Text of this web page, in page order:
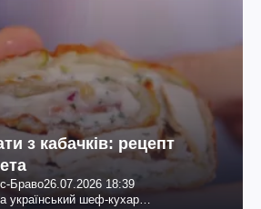
з кабачків: рецепт
Браво26.07.2026 18:39
український шеф-кухар